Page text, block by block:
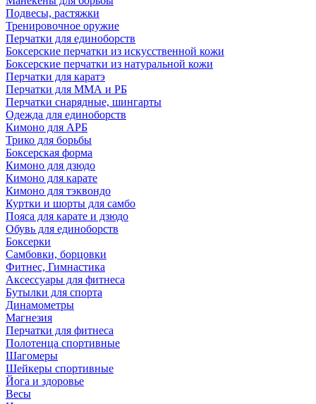
Подвесы, растяжки
Тренировочное оружие
Перчатки для единоборств
Боксерские перчатки из искусственной кожи
Боксерские перчатки из натуральной кожи
Перчатки для каратэ
Перчатки для ММА и РБ
Перчатки снарядные, шингарты
Одежда для единоборств
Кимоно для АРБ
Трико для борьбы
Боксерская форма
Кимоно для дзюдо
Кимоно для карате
Кимоно для тэквондо
Куртки и шорты для самбо
Пояса для карате и дзюдо
Обувь для единоборств
Боксерки
Самбовки, борцовки
Фитнес, Гимнастика
Аксессуары для фитнеса
Бутылки для спорта
Динамометры
Магнезия
Перчатки для фитнеса
Полотенца спортивные
Шагомеры
Шейкеры спортивные
Йога и здоровье
Весы